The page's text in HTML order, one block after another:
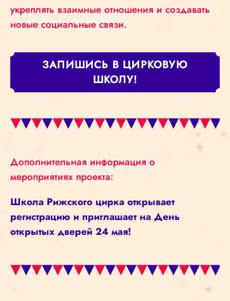
укреплять взаимные отношения и создавать
новые социальные связи.
ЗАПИШИСЬ В ЦИРКОВУЮ
ШКОЛУ!
Дополнительная информация о
мероприятиях проекта:
Школа Рижского цирка открывает
регистрацию и приглашает на День
открытых дверей 24 мая!